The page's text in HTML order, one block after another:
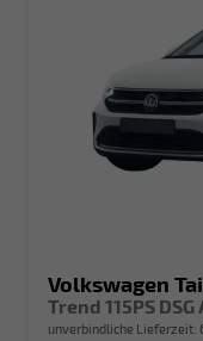
Volkswagen
unverbindliche Lieferzeit: